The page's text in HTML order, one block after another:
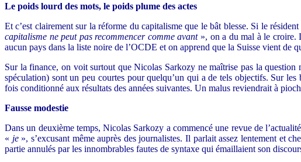
Le poids lourd des mots, le poids plume des actes
Et c’est clairement sur la réforme du capitalisme que le bât blesse. Si le
capitalisme ne peut pas recommencer comme avant», on a du mal à le croire.
aucun pays dans la liste noire de l’OCDE et on apprend que la Suisse vient de
Sur la finance, on voit surtout que Nicolas Sarkozy ne maîtrise pas la question
spéculation) sont un peu courtes pour quelqu’un qui a de tels objectifs. Sur
fois conditionné aux résultats des années suivantes. Un malus reviendrait à
Fausse modestie
Dans un deuxième temps, Nicolas Sarkozy a commencé une revue de
« je», s’excusant même auprès des journalistes. Il parlait assez lentement et
partie annulés par les innombrables fautes de syntaxe qui émaillaient son